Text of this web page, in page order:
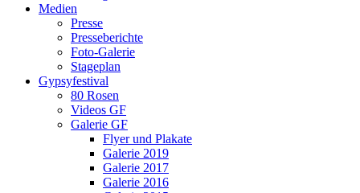
Medien
Presse
Presseberichte
Foto-Galerie
Stageplan
Gypsyfestival
80 Rosen
Videos GF
Galerie GF
Flyer und Plakate
Galerie 2019
Galerie 2017
Galerie 2016